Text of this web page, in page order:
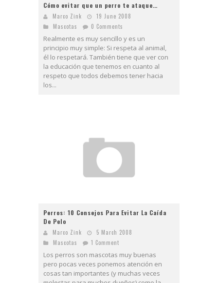
Cómo evitar que un perro te ataque…
Marco Zink
19 June 2008
Mascotas
0 Comments
Realmente es muy sencillo y es un
principio muy simple: Si respeta al animal,
él lo respetará. También tiene que ver con
la educación que tenemos en cuanto al
respeto que todos debemos tener hacia
los...
Perros: 10 Consejos Para Evitar La Caída
De Pelo
Marco Zink
5 March 2008
Mascotas
1 Comment
Los perros son mascotas muy buenas
pero pocas veces ponemos atención en
cosas tan importantes (y muchas veces